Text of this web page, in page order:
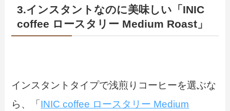
3.インスタントなのに美味しい「INIC
coffee ロースタリー Medium Roast」
インスタントタイプで浅煎りコーヒーを選ぶな
ら、「INIC coffee ロースタリー Medium